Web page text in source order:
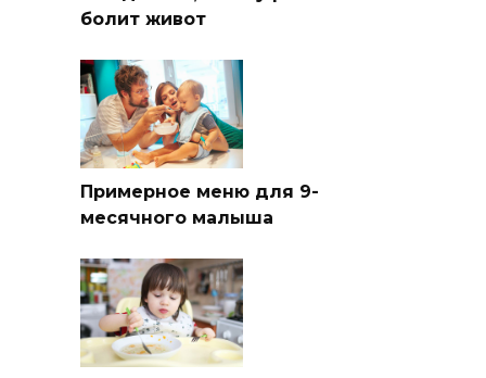
болит живот
Примерное меню для 9-
месячного малыша